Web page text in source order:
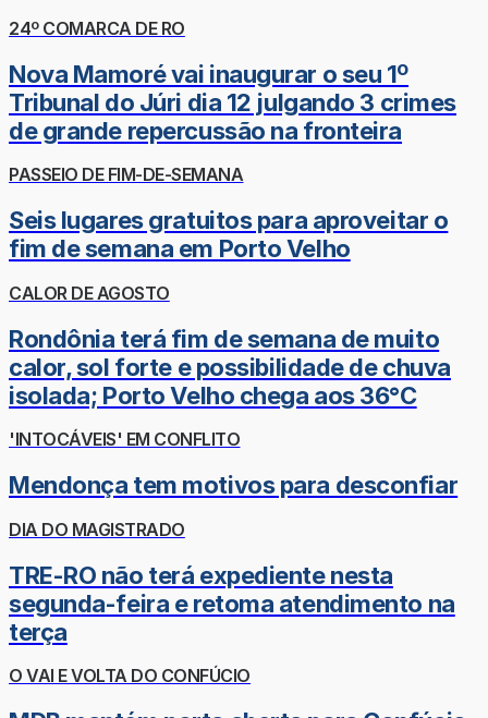
24º COMARCA DE RO
Nova Mamoré vai inaugurar o seu 1º
Tribunal do Júri dia 12 julgando 3 crimes
de grande repercussão na fronteira
PASSEIO DE FIM-DE-SEMANA
Seis lugares gratuitos para aproveitar o
fim de semana em Porto Velho
CALOR DE AGOSTO
Rondônia terá fim de semana de muito
calor, sol forte e possibilidade de chuva
isolada; Porto Velho chega aos 36°C
'INTOCÁVEIS' EM CONFLITO
Mendonça tem motivos para desconfiar
DIA DO MAGISTRADO
TRE-RO não terá expediente nesta
segunda-feira e retoma atendimento na
terça
O VAI E VOLTA DO CONFÚCIO